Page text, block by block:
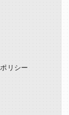
ポリシー